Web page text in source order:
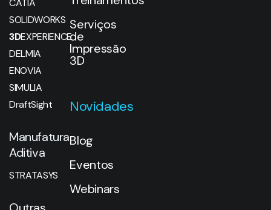
CATIA
SOLIDWORKS
3DEXPERIENCE
DELMIA
ENOVIA
SIMULIA
DraftSight
Manufatura
Aditiva
STRATASYS
Serviços
de
Impressão
3D
Novidades
Blog
Eventos
Webinars